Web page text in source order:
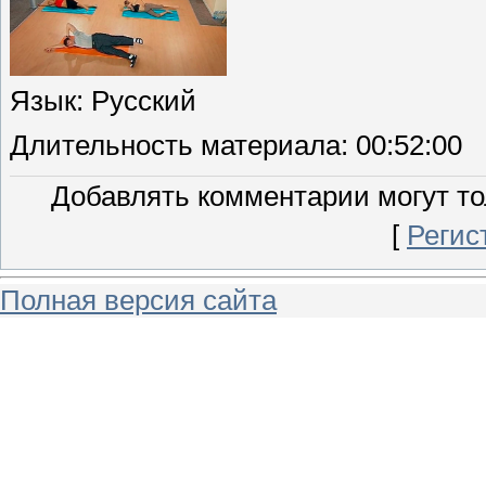
Язык: Русский
Длительность материала: 00:52:00
Добавлять комментарии могут
[
Полная версия сайта